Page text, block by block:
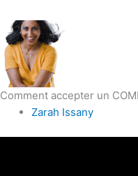
Comment accepter un
Zarah Issany